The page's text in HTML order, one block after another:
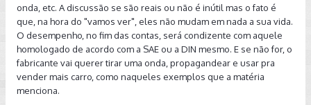
onda, etc. A discussão se são reais ou não é inútil mas o fato é
que, na hora do "vamos ver", eles não mudam em nada a sua vida.
O desempenho, no fim das contas, será condizente com aquele
homologado de acordo com a SAE ou a DIN mesmo. E se não for, o
fabricante vai querer tirar uma onda, propagandear e usar pra
vender mais carro, como naqueles exemplos que a matéria
menciona.